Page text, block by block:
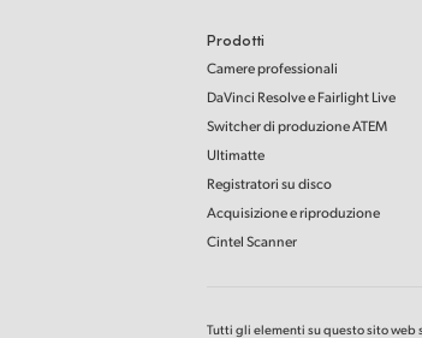
Prodotti
Camere professionali
DaVinci Resolve e Fairlight Live
Switcher di produzione ATEM
Ultimatte
Registratori su disco
Acquisizione e riproduzione
Cintel Scanner
Tutti gli elementi su questo sito